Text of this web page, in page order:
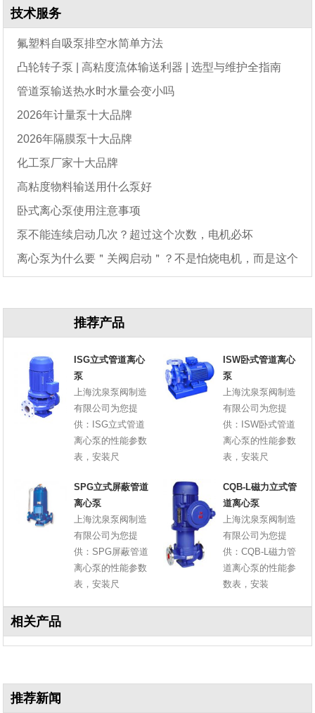
技术服务
氟塑料自吸泵排空水简单方法
凸轮转子泵 | 高粘度流体输送利器 | 选型与维护全指南
管道泵输送热水时水量会变小吗
2026年计量泵十大品牌
2026年隔膜泵十大品牌
化工泵厂家十大品牌
高粘度物料输送用什么泵好
卧式离心泵使用注意事项
泵不能连续启动几次？超过这个次数，电机必坏
离心泵为什么要＂关阀启动＂？不是怕烧电机，而是这个
推荐产品
ISG立式管道离心
泵
上海沈泉泵阀制造
有限公司为您提
供：ISG立式管道
离心泵的性能参数
表，安装尺
ISW卧式管道离心
泵
上海沈泉泵阀制造
有限公司为您提
供：ISW卧式管道
离心泵的性能参数
表，安装尺
SPG立式屏蔽管道
离心泵
上海沈泉泵阀制造
有限公司为您提
供：SPG屏蔽管道
离心泵的性能参数
表，安装尺
CQB-L磁力立式管
道离心泵
上海沈泉泵阀制造
有限公司为您提
供：CQB-L磁力管
道离心泵的性能参
数表，安装
相关产品
推荐新闻